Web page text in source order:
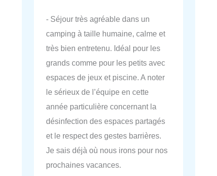
- Séjour très agréable dans un
camping à taille humaine, calme et
très bien entretenu. Idéal pour les
grands comme pour les petits avec
espaces de jeux et piscine. A noter
le sérieux de l’équipe en cette
année particulière concernant la
désinfection des espaces partagés
et le respect des gestes barrières.
Je sais déjà où nous irons pour nos
prochaines vacances.